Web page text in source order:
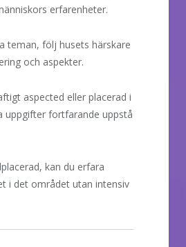
erfarenheter.
teman, följ husets härskare
och aspekter.
aspected eller placerad i
uppgifter fortfarande uppstå
kan du erfara
i det området utan intensiv